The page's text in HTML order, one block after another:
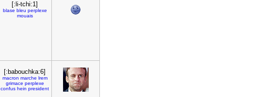
[:li-tchi:1]
blase bleu perplexe
mouais
[:babouchka:6]
macron marche lrem
grimace perplexe
confus hein president